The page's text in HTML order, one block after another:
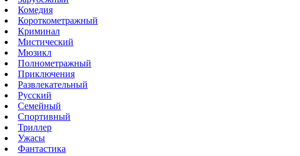
Комедия
Короткометражный
Криминал
Мистический
Мюзикл
Полнометражный
Приключения
Развлекательный
Русский
Семейный
Спортивный
Триллер
Ужасы
Фантастика